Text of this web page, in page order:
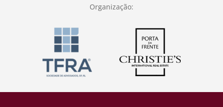
Organização: